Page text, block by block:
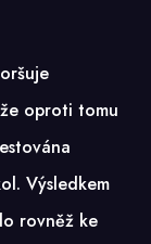
oproti tomu
Výsledkem
rovněž ke